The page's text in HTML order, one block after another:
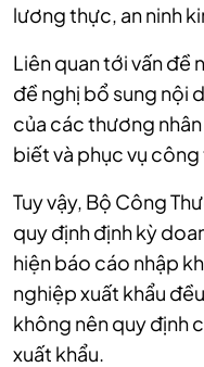
lương thực, an ninh
Liên quan tới vấn đề
đề nghị bổ sung nội
của các thương
biết và phục vụ công
Tuy vậy, Bộ Công
quy định định kỳ
hiện báo cáo nhập
nghiệp xuất khẩu
không nên quy định
xuất khẩu.